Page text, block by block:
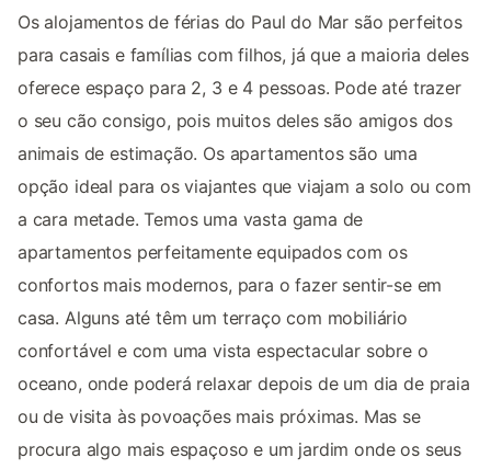
Os alojamentos de férias do Paul do Mar são perfeitos
para casais e famílias com filhos, já que a maioria deles
oferece espaço para 2, 3 e 4 pessoas. Pode até trazer
o seu cão consigo, pois muitos deles são amigos dos
animais de estimação. Os apartamentos são uma
opção ideal para os viajantes que viajam a solo ou com
a cara metade. Temos uma vasta gama de
apartamentos perfeitamente equipados com os
confortos mais modernos, para o fazer sentir-se em
casa. Alguns até têm um terraço com mobiliário
confortável e com uma vista espectacular sobre o
oceano, onde poderá relaxar depois de um dia de praia
ou de visita às povoações mais próximas. Mas se
procura algo mais espaçoso e um jardim onde os seus